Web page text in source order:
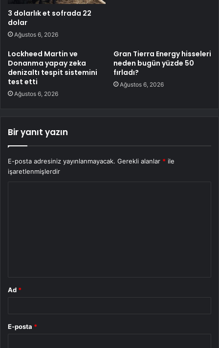
3 dolarlık et sofrada 22
dolar
Ağustos 6, 2026
Lockheed Martin ve
Donanma yapay zeka
denizaltı tespit sistemini
test etti
Ağustos 6, 2026
Gran Tierra Energy hisseleri
neden bugün yüzde 50
fırladı?
Ağustos 6, 2026
Bir yanıt yazın
E-posta adresiniz yayınlanmayacak. Gerekli alanlar * ile
işaretlenmişlerdir
Ad *
E-posta *